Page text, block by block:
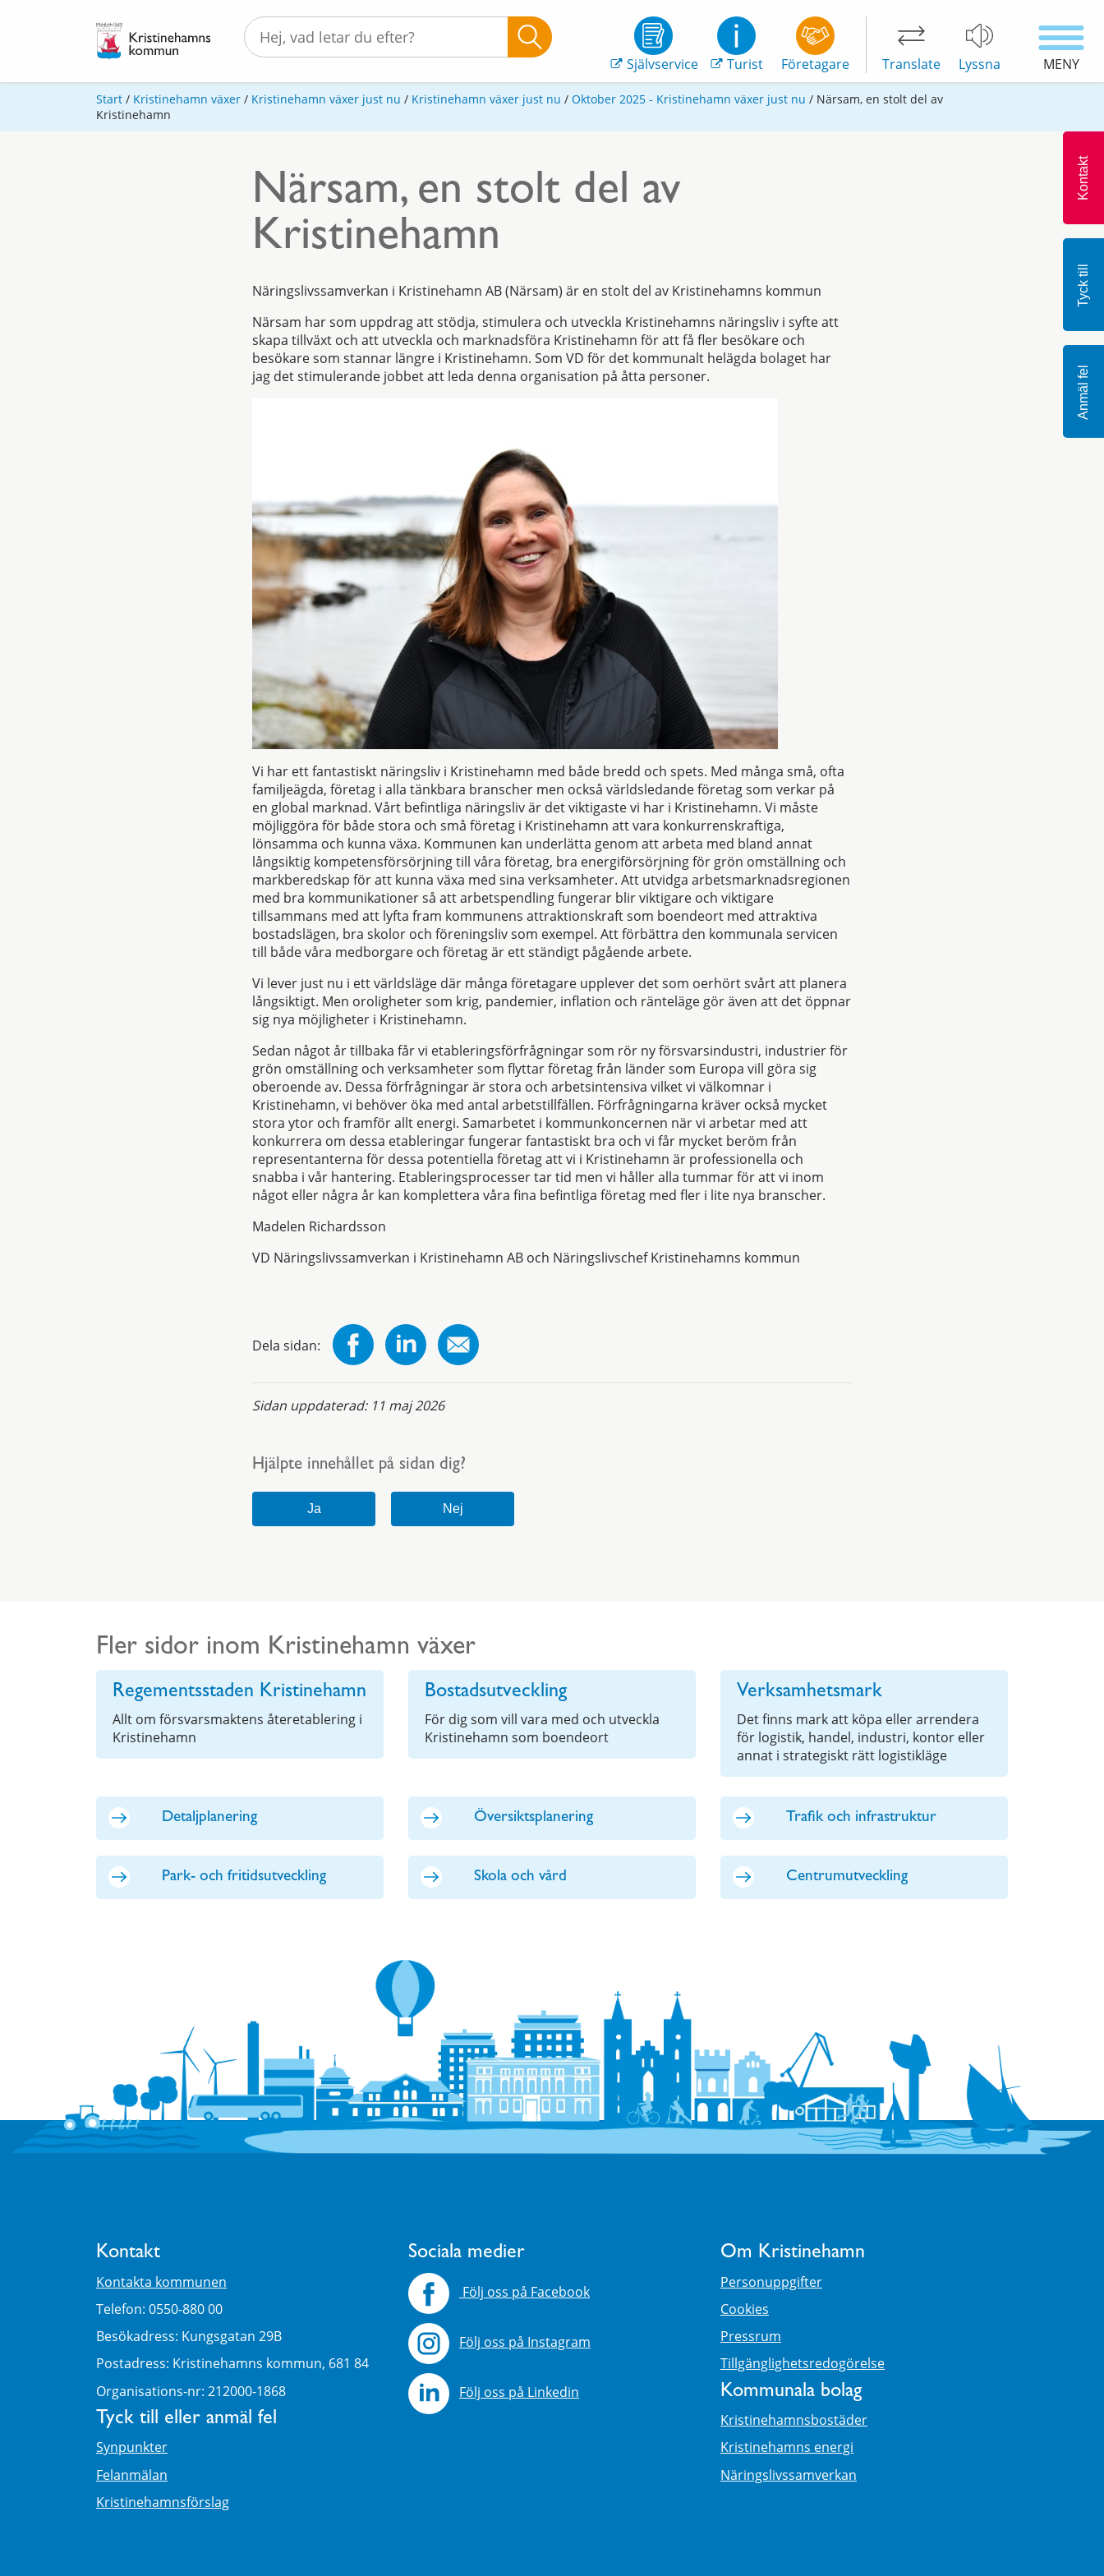
Självservice Turist Företagare Translate Lyssna MENY
Kontakt
Tyck till
Anmäl fel
Start / Kristinehamn växer / Kristinehamn växer just nu / Kristinehamn växer just nu / Oktober 2025 - Kristinehamn växer just nu / Närsam, en stolt del av
Kristinehamn
Närsam, en stolt del av
Kristinehamn
Näringslivssamverkan i Kristinehamn AB (Närsam) är en stolt del av Kristinehamns kommun
Närsam har som uppdrag att stödja, stimulera och utveckla Kristinehamns näringsliv i syfte att
skapa tillväxt och att utveckla och marknadsföra Kristinehamn för att få fler besökare och
besökare som stannar längre i Kristinehamn. Som VD för det kommunalt helägda bolaget har
jag det stimulerande jobbet att leda denna organisation på åtta personer.
Vi har ett fantastiskt näringsliv i Kristinehamn med både bredd och spets. Med många små, ofta
familjeägda, företag i alla tänkbara branscher men också världsledande företag som verkar på
en global marknad. Vårt befintliga näringsliv är det viktigaste vi har i Kristinehamn. Vi måste
möjliggöra för både stora och små företag i Kristinehamn att vara konkurrenskraftiga,
lönsamma och kunna växa. Kommunen kan underlätta genom att arbeta med bland annat
långsiktig kompetensförsörjning till våra företag, bra energiförsörjning för grön omställning och
markberedskap för att kunna växa med sina verksamheter. Att utvidga arbetsmarknadsregionen
med bra kommunikationer så att arbetspendling fungerar blir viktigare och viktigare
tillsammans med att lyfta fram kommunens attraktionskraft som boendeort med attraktiva
bostadslägen, bra skolor och föreningsliv som exempel. Att förbättra den kommunala servicen
till både våra medborgare och företag är ett ständigt pågående arbete.
Vi lever just nu i ett världsläge där många företagare upplever det som oerhört svårt att planera
långsiktigt. Men oroligheter som krig, pandemier, inflation och ränteläge gör även att det öppnar
sig nya möjligheter i Kristinehamn.
Sedan något år tillbaka får vi etableringsförfrågningar som rör ny försvarsindustri, industrier för
grön omställning och verksamheter som flyttar företag från länder som Europa vill göra sig
oberoende av. Dessa förfrågningar är stora och arbetsintensiva vilket vi välkomnar i
Kristinehamn, vi behöver öka med antal arbetstillfällen. Förfrågningarna kräver också mycket
stora ytor och framför allt energi. Samarbetet i kommunkoncernen när vi arbetar med att
konkurrera om dessa etableringar fungerar fantastiskt bra och vi får mycket beröm från
representanterna för dessa potentiella företag att vi i Kristinehamn är professionella och
snabba i vår hantering. Etableringsprocesser tar tid men vi håller alla tummar för att vi inom
något eller några år kan komplettera våra fina befintliga företag med fler i lite nya branscher.
Madelen Richardsson
VD Näringslivssamverkan i Kristinehamn AB och Näringslivschef Kristinehamns kommun
Dela sidan:
Sidan uppdaterad: 11 maj 2026
Hjälpte innehållet på sidan dig?
Fler sidor inom Kristinehamn växer
Regementsstaden Kristinehamn
Allt om försvarsmaktens återetablering i
Kristinehamn
Bostadsutveckling
För dig som vill vara med och utveckla
Kristinehamn som boendeort
Verksamhetsmark
Det finns mark att köpa eller arrendera
för logistik, handel, industri, kontor eller
annat i strategiskt rätt logistikläge
Detaljplanering Översiktsplanering Trafik och infrastruktur
Park- och fritidsutveckling Skola och vård Centrumutveckling
Kontakt
Kontakta kommunen
Telefon: 0550-880 00
Besökadress: Kungsgatan 29B
Postadress: Kristinehamns kommun, 681 84
Organisations-nr: 212000-1868
Tyck till eller anmäl fel
Synpunkter
Felanmälan
Kristinehamnsförslag
Sociala medier
Följ oss på Facebook
Följ oss på Instagram
Följ oss på Linkedin
Om Kristinehamn
Personuppgifter
Cookies
Pressrum
Tillgänglighetsredogörelse
Kommunala bolag
Kristinehamnsbostäder
Kristinehamns energi
Näringslivssamverkan